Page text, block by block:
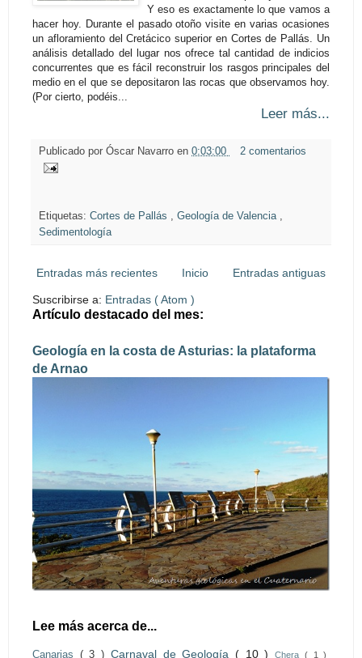
Y eso es exactamente lo que vamos a
hacer hoy. Durante el pasado otoño visite en varias ocasiones
un afloramiento del Cretácico superior en Cortes de Pallás. Un
análisis detallado del lugar nos ofrece tal cantidad de indicios
concurrentes que es fácil reconstruir los rasgos principales del
medio en el que se depositaron las rocas que observamos hoy.
(Por cierto, podéis...
Leer más...
Publicado por Óscar Navarro en 0:03:00 2 comentarios
Etiquetas: Cortes de Pallás , Geología de Valencia ,
Sedimentología
Entradas más recientes Entradas antiguas
Inicio
Suscribirse a: Entradas ( Atom )
Artículo destacado del mes:
Geología en la costa de Asturias: la plataforma
de Arnao
Lee más acerca de...
Canarias ( 3 ) Carnaval de Geología( 10 )Chera ( 1 )